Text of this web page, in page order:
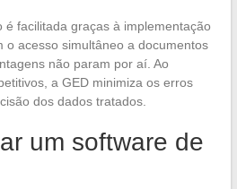
é facilitada graças à implementação
o acesso simultâneo a documentos
não param por aí. Ao
a GED minimiza os erros
dos dados tratados.
um software de